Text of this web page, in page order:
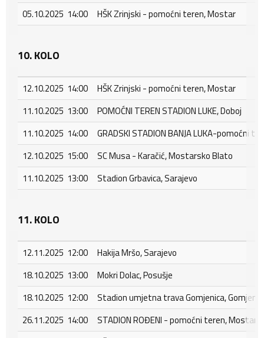
05.10.2025 14:00
HŠK Zrinjski - pomoćni teren, Mostar
10. KOLO
12.10.2025 14:00
HŠK Zrinjski - pomoćni teren, Mostar
11.10.2025 13:00
POMOĆNI TEREN STADION LUKE, Doboj
11.10.2025 14:00
GRADSKI STADION BANJA LUKA-pomoćni
12.10.2025 15:00
SC Musa - Karačić, Mostarsko Blato
11.10.2025 13:00
Stadion Grbavica, Sarajevo
11. KOLO
12.11.2025 12:00
Hakija Mršo, Sarajevo
18.10.2025 13:00
Mokri Dolac, Posušje
18.10.2025 12:00
Stadion umjetna trava Gomjenica,
26.11.2025 14:00
STADION ROĐENI - pomoćni teren, Mostar